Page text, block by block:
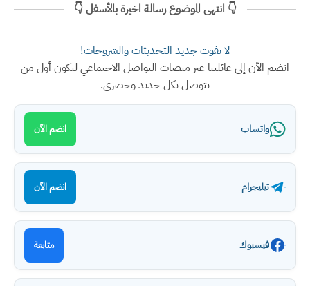
👇 انتهى الموضوع رسالة اخيرة بالأسفل 👇
لا تفوت جديد التحديثات والشروحات!
انضم الآن إلى عائلتنا عبر منصات التواصل الاجتماعي لتكون أول من
يتوصل بكل جديد وحصري.
واتساب انضم الآن
تيليجرام انضم الآن
فيسبوك متابعة